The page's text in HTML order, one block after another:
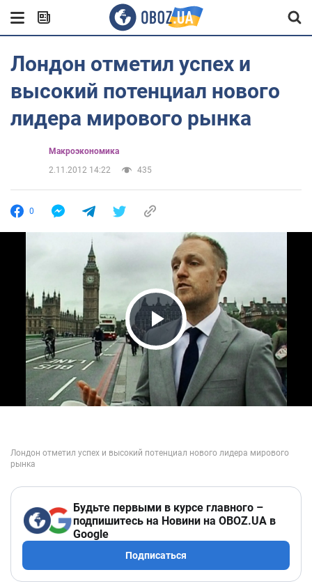
Лондон отметил успех и
высокий потенциал нового
лидера мирового рынка
Mакроэкономика
2.11.2012 14:22
435
0
Play Video
Будьте первыми в курсе главного –
подпишитесь на Новини на OBOZ.UA в
Google
Подписаться